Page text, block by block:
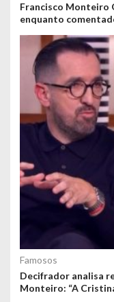
Francisco Monteiro
enquanto
Famosos
Decifrador analisa
Monteiro: “A